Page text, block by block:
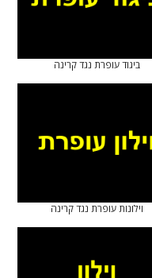
ביגוד עופרת נגד קרינה
וילונות עופרת נגד קרינה